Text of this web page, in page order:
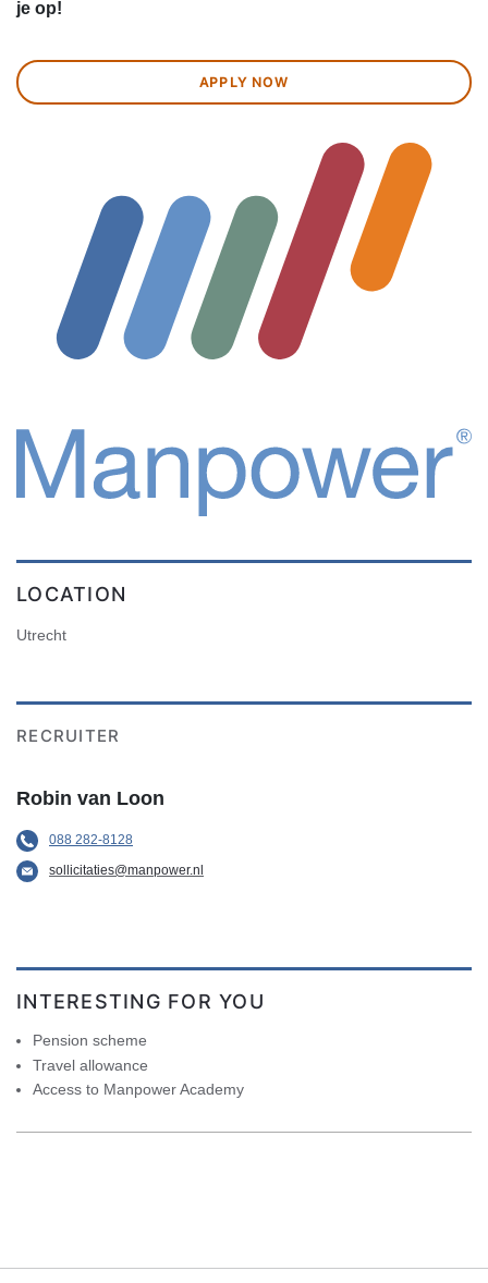
je op!
APPLY NOW
LOCATION
Utrecht
RECRUITER
Robin van Loon
088 282-8128
sollicitaties@manpower.nl
INTERESTING FOR YOU
Pension scheme
Travel allowance
Access to Manpower Academy